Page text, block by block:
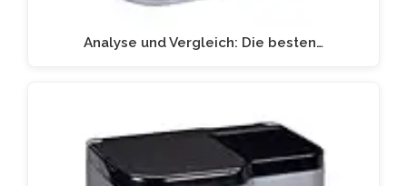
Analyse und Vergleich: Die besten…